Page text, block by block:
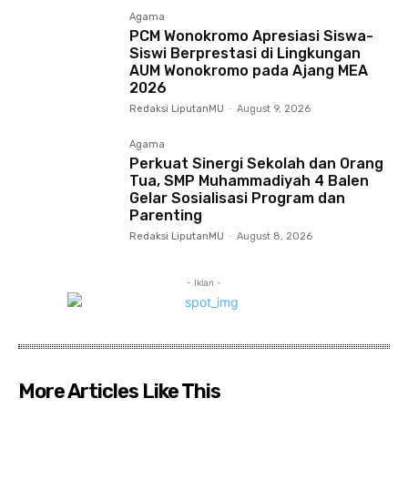
Agama
PCM Wonokromo Apresiasi Siswa-
Siswi Berprestasi di Lingkungan
AUM Wonokromo pada Ajang MEA
2026
Redaksi LiputanMU - August 9, 2026
Agama
Perkuat Sinergi Sekolah dan Orang
Tua, SMP Muhammadiyah 4 Balen
Gelar Sosialisasi Program dan
Parenting
Redaksi LiputanMU - August 8, 2026
- Iklan -
More Articles Like This